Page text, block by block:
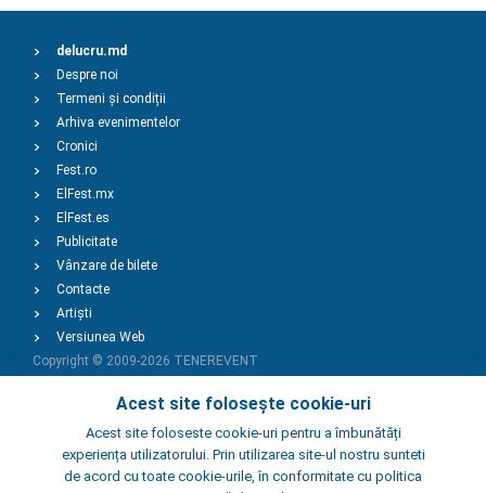
Acest site folosește cookie-uri
Acest site foloseste cookie-uri pentru a îmbunătăți
experiența utilizatorului. Prin utilizarea site-ul nostru sunteti
de acord cu toate cookie-urile, în conformitate cu politica
delucru.md
Despre noi
Termeni și condiții
Arhiva evenimentelor
Cronici
Fest.ro
ElFest.mx
ElFest.es
Publicitate
Vânzare de bilete
Contacte
Artiști
Versiunea Web
Copyright © 2009-2026 TENEREVENT
Adaugă Eveniment